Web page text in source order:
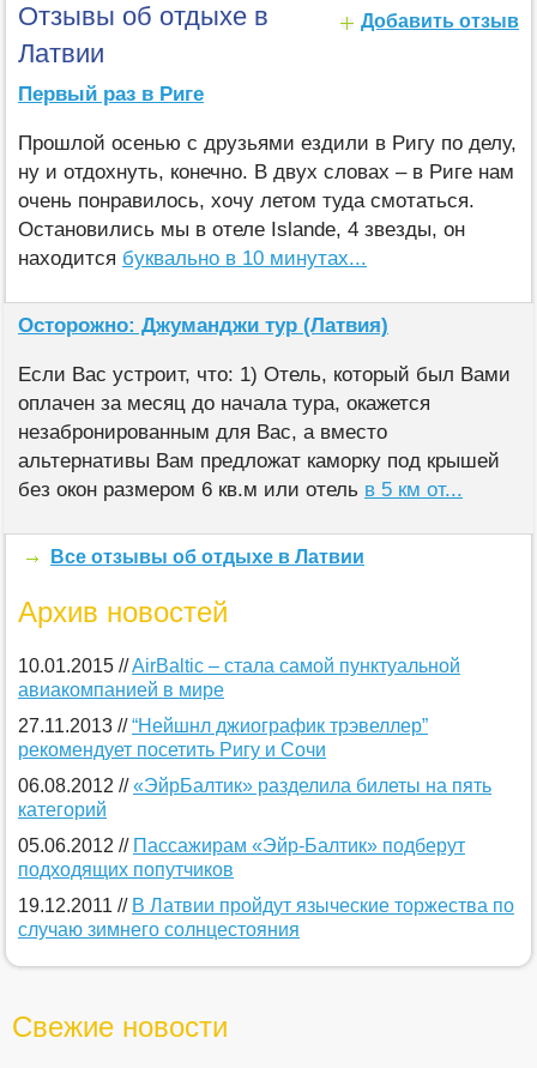
Добавить отзыв
Отзывы об отдыхе в
Латвии
Первый раз в Риге
Прошлой осенью с друзьями ездили в Ригу по делу,
ну и отдохнуть, конечно. В двух словах – в Риге нам
очень понравилось, хочу летом туда смотаться.
Остановились мы в отеле Islande, 4 звезды, он
находится буквально в 10 минутах...
Осторожно: Джуманджи тур (Латвия)
Если Вас устроит, что: 1) Отель, который был Вами
оплачен за месяц до начала тура, окажется
незабронированным для Вас, а вместо
альтернативы Вам предложат каморку под крышей
без окон размером 6 кв.м или отель в 5 км от...
Все отзывы об отдыхе в Латвии
Архив новостей
10.01.2015 //AirBaltic – стала самой пунктуальной
авиакомпанией в мире
27.11.2013 //“Нейшнл джиографик трэвеллер”
рекомендует посетить Ригу и Сочи
06.08.2012 //«ЭйрБалтик» разделила билеты на пять
категорий
05.06.2012 // Пассажирам «Эйр-Балтик» подберут
подходящих попутчиков
19.12.2011 // В Латвии пройдут языческие торжества по
случаю зимнего солнцестояния
Свежие новости